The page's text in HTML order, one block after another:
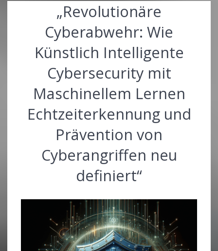
„Revolutionäre
Cyberabwehr: Wie
Künstlich Intelligente
Cybersecurity mit
Maschinellem Lernen
Echtzeiterkennung und
Prävention von
Cyberangriffen neu
definiert“